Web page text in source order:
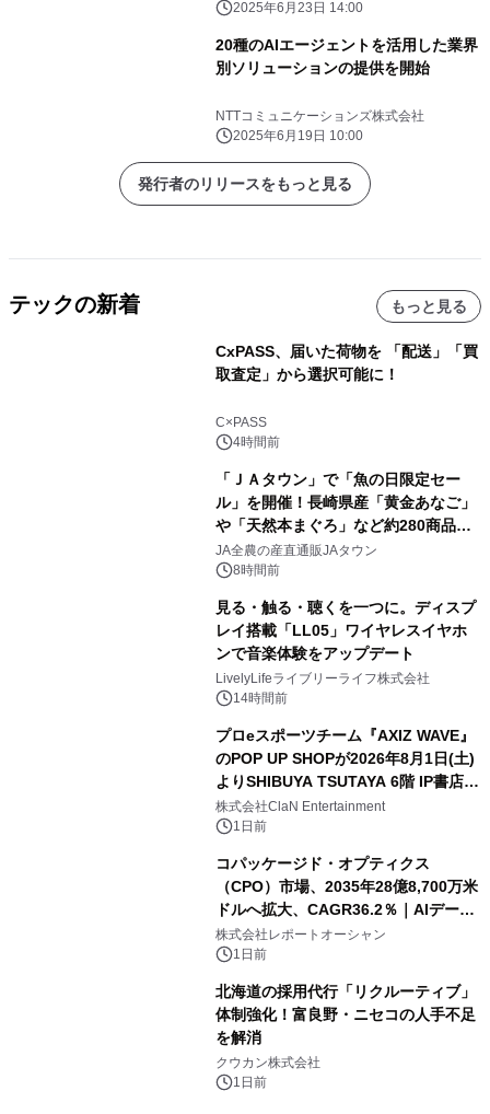
2025年6月23日 14:00
20種のAIエージェントを活用した業界
別ソリューションの提供を開始
NTTコミュニケーションズ株式会社
2025年6月19日 10:00
発行者のリリースをもっと見る
テックの新着 もっと見る
CxPASS、届いた荷物を 「配送」「買
取査定」から選択可能に！
C×PASS
4時間前
「ＪＡタウン」で「魚の日限定セー
ル」を開催！長崎県産「黄金あなご」
や「天然本まぐろ」など約280商品を
販売！～毎月１０日の定例企画～
JA全農の産直通販JAタウン
8時間前
見る・触る・聴くを一つに。ディスプ
レイ搭載「LL05」ワイヤレスイヤホ
ンで音楽体験をアップデート
LivelyLifeライブリーライフ株式会社
14時間前
プロeスポーツチーム『AXIZ WAVE』
のPOP UP SHOPが2026年8月1日(土)
よりSHIBUYA TSUTAYA 6階 IP書店で
開催決定！！
株式会社ClaN Entertainment
1日前
コパッケージド・オプティクス
（CPO）市場、2035年28億8,700万米
ドルへ拡大、CAGR36.2％｜AIデータ
センター・高速光通信需要が成長を加
速
株式会社レポートオーシャン
1日前
北海道の採用代行「リクルーティブ」
体制強化！富良野・ニセコの人手不足
を解消
クウカン株式会社
1日前